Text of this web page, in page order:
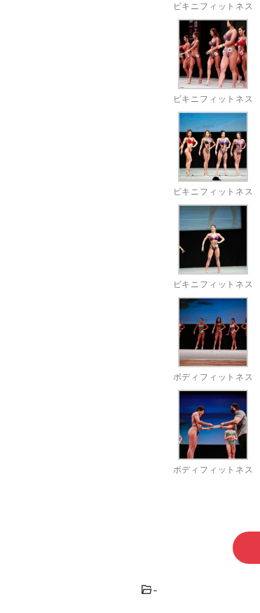
ビキニフィットネス
ビキニフィットネス
ビキニフィットネス
ビキニフィットネス
ボディフィットネス
ボディフィットネス
-